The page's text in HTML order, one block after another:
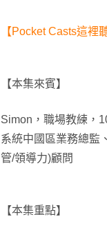
【Pocket Casts這裡聽
【本集來賓】
Simon，職場教練，
系統中國區業務總監
管/領導力)顧問
【本集重點】